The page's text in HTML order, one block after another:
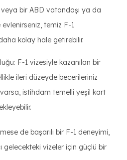
veya bir ABD vatandaşı ya da
temiz F-1
kolay hale getirebilir.
F-1 vizesiyle kazanılan bir
ileri düzeyde becerileriniz
istihdam temelli yeşil kart
de başarılı bir F-1 deneyimi,
gelecekteki vizeler için güçlü bir